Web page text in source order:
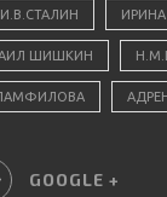
И.В.СТАЛИН
ШИШКИН
GOOGLE +